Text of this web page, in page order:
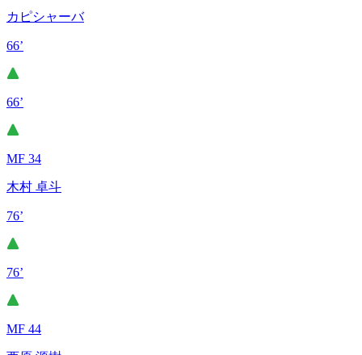
カピシャーバ
66’
66’
MF 34
木村 卓斗
76’
76’
MF 44